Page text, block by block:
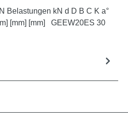
Belastungen kN d D B C K a°
[mm] [mm] GEEW20ES 30